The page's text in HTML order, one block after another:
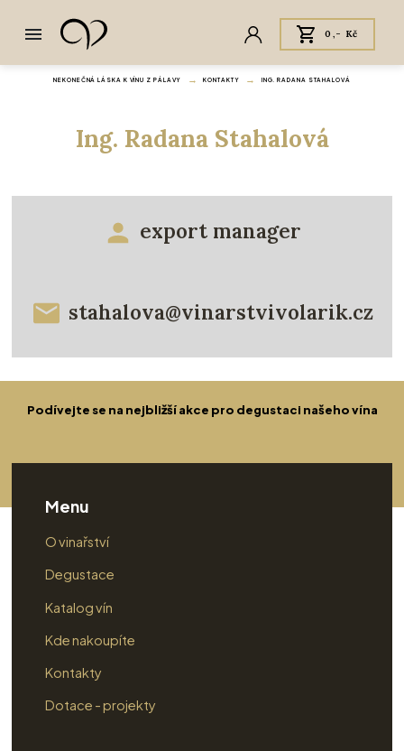
0,- Kč
NEKONEČNÁ LÁSKA K VÍNU Z PÁLAVY KONTAKTY ING. RADANA STAHALOVÁ
Ing. Radana Stahalová
export manager
stahalova@vinarstvivolarik.cz
Podívejte se na nejbližší akce pro degustaci našeho vína
Menu
O vinařství
Degustace
Katalog vín
Kde nakoupíte
Kontakty
Dotace - projekty